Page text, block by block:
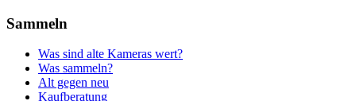
Sammeln
Was sind alte Kameras wert?
Was sammeln?
Alt gegen neu
Kaufberatung